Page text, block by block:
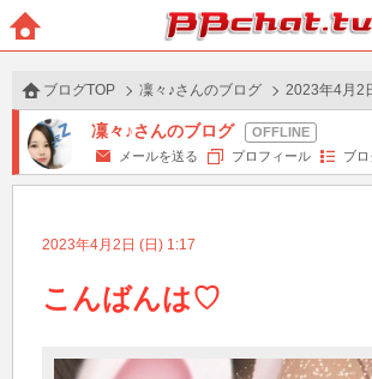
BBchatTV
ブログTOP 凜々♪さんのブログ 2023年4月2
凜々♪さんのブログ
メールを送る プロフィール ブ
2023年4月2日 (日) 1:17
こんばんは♡